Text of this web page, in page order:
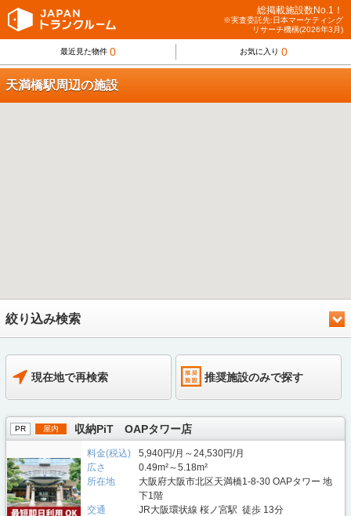
総掲載施設数No.1！
※実査委託先:日本マーケティング
リサーチ機構(2026年3月)
最近見た物件 0 お気に入り 0
天満橋駅周辺の施設
絞り込み検索
現在地で再検索 推奨施設のみで探す
PR 屋内 収納PiT OAPタワー店
料金(税込)
5,940円/月～24,530円/月
広さ
0.49m²～5.18m²
所在地
大阪府大阪市北区天満橋1-8-30 OAPタワー 地
下1階
交通
JR大阪環状線 桜ノ宮駅 徒歩 13分